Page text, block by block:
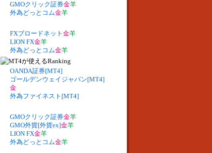
GMOクリック証券金羊
外為どっとコム金羊
FXブロードネット 金羊
LION FX金羊
外為どっとコム金羊
OANDA証券[MT4]
ゴールデンウェイジャパン[MT4]
金
外為ファイネスト[MT4]
GMOクリック証券金羊
GMO外貨[外貨ex]金羊
LION FX金羊
外為どっとコム金羊